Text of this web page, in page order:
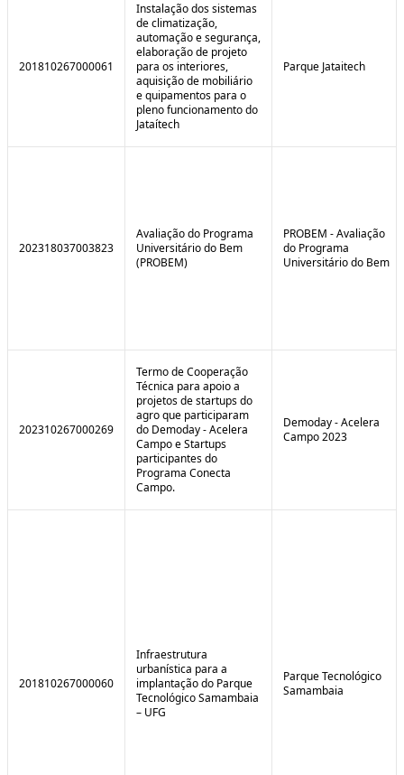
201810267000061
Instalação dos sistemas
de climatização,
automação e segurança,
elaboração de projeto
para os interiores,
aquisição de mobiliário
e quipamentos para o
pleno funcionamento do
Jataítech
Parque Jataitech
202318037003823
Avaliação do Programa
Universitário do Bem
(PROBEM)
PROBEM - Avaliação
do Programa
Universitário do Bem
202310267000269
Termo de Cooperação
Técnica para apoio a
projetos de startups do
agro que participaram
do Demoday - Acelera
Campo e Startups
participantes do
Programa Conecta
Campo.
Demoday - Acelera
Campo 2023
201810267000060
Infraestrutura
urbanística para a
implantação do Parque
Tecnológico Samambaia
– UFG
Parque Tecnológico
Samambaia